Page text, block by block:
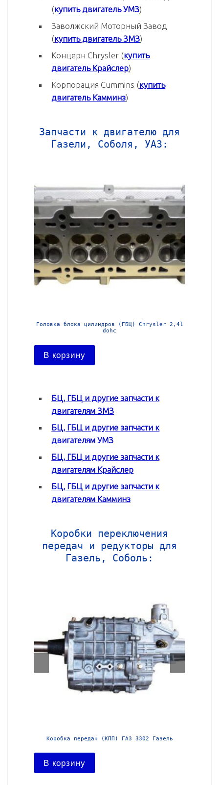
(купить двигатель УМЗ)
Заволжский Моторный Завод
(купить двигатель ЗМЗ)
Концерн Chrysler (купить
двигатель Крайслер)
Корпорация Cummins (купить
двигатель Камминз)
Запчасти к двигателю для
Газели, Соболя, УАЗ:
Головка блока цилиндров (ГБЦ) Chrysler 2,4l
dohc
В корзину
БЦ, ГБЦ и другие запчасти к
двигателям ЗМЗ
БЦ, ГБЦ и другие запчасти к
двигателям УМЗ
БЦ, ГБЦ и другие запчасти к
двигателям Крайслер
БЦ, ГБЦ и другие запчасти к
двигателям Камминз
Коробки переключения
передач и редукторы для
Газель, Соболь:
Коробка передач (КПП) ГАЗ 3302 Газель
В корзину